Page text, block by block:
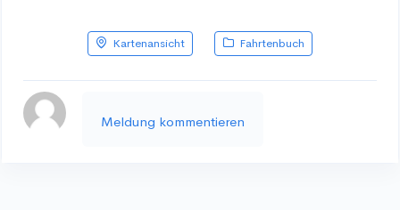
Kartenansicht Fahrtenbuch
Meldung kommentieren